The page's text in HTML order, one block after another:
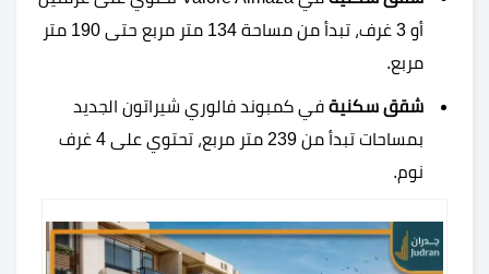
أو 3 غرف، تبدأ من مساحة 134 متر مربع حتى 190 متر
مربع.
شقق سكنية في كمبوند فالوري شيراتون الجديد
بمساحات تبدأ من 239 متر مربع، تحتوي على 4 غرف
نوم.